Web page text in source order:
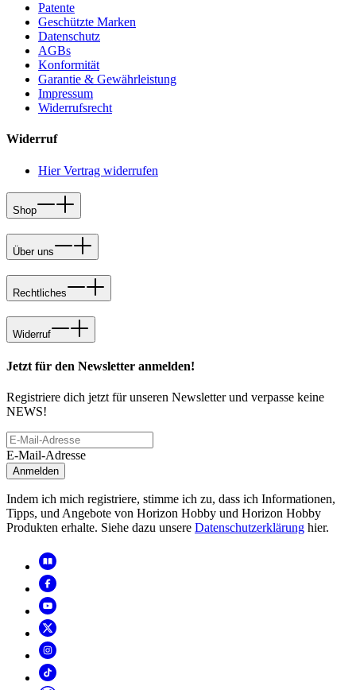
Patente
Geschützte Marken
Datenschutz
AGBs
Konformität
Garantie & Gewährleistung
Impressum
Widerrufsrecht
Widerruf
Hier Vertrag widerrufen
Shop
Über uns
Rechtliches
Widerruf
Jetzt für den Newsletter anmelden!
Registriere dich jetzt für unseren Newsletter und verpasse keine
NEWS!
E-Mail-Adresse
Anmelden
Indem ich mich registriere, stimme ich zu, dass ich Informationen,
Tipps, und Angebote von Horizon Hobby und Horizon Hobby
Produkten erhalte. Siehe dazu unsere Datenschutzerklärung hier.